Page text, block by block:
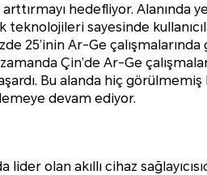
hedefliyor. Alanında
sayesinde
25’inin Ar-Ge çalışmalarında
Çin’de Ar-Ge
Bu alanda hiç
devam ediyor.
lider olan akıllı cihaz